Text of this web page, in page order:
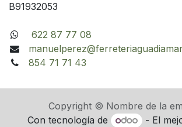
B91932053
622 87 77 08
854 71 71 43
Copyright © Nombre de la
Con tecnología de
- El